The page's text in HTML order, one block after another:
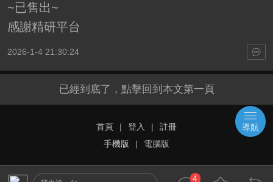
~已售出~
感謝精研平台
2026-1-4 21:30:24
4
已經到底了，點擊回到本文第一頁
首頁 | 登入 |
註冊
手機版
| 電腦版
導航